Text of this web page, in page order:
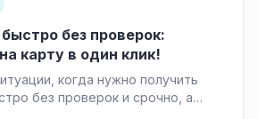
без проверок:
карту в один клик!
когда нужно получить
без проверок и срочно, а